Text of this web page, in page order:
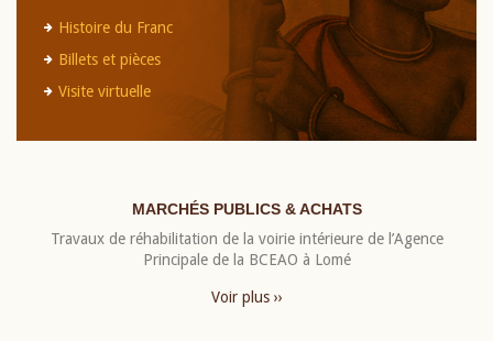
Histoire du Franc
Billets et pièces
Visite virtuelle
MARCHÉS PUBLICS & ACHATS
Travaux de réhabilitation de la voirie intérieure de l’Agence
Principale de la BCEAO à Lomé
Voir plus ››